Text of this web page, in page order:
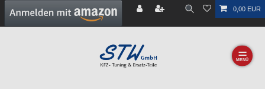
0,00 EUR
☰